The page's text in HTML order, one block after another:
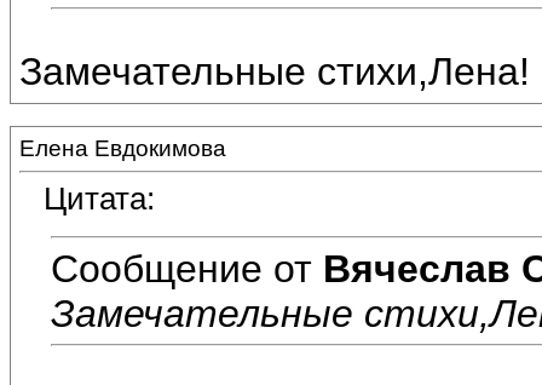
Замечательные стихи,Лена!
Елена Евдокимова
Цитата:
Сообщение от Вячеслав
Замечательные